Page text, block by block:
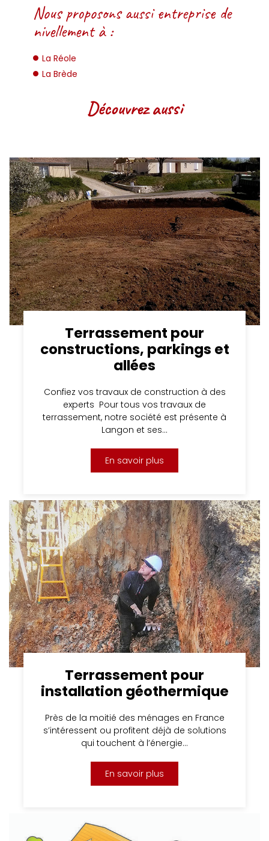
Nous proposons aussi entreprise de
nivellement à :
La Réole
La Brède
Découvrez aussi
Terrassement pour
constructions, parkings et
allées
Confiez vos travaux de construction à des
experts Pour tous vos travaux de
terrassement, notre société est présente à
Langon et ses…
En savoir plus
Terrassement pour
installation géothermique
Près de la moitié des ménages en France
s’intéressent ou profitent déjà de solutions
qui touchent à l’énergie…
En savoir plus